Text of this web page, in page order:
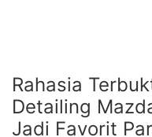
Rahasia
Detailing
Jadi Favorit